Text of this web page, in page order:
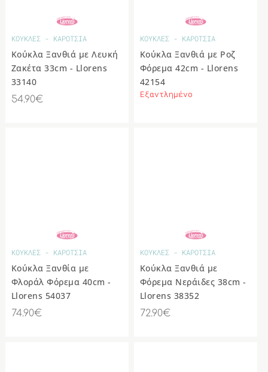
ΚΟΥΚΛΕΣ - ΚΑΡΟΤΣΙΑ
Κούκλα Ξανθιά με Λευκή
Ζακέτα 33cm - Llorens
33140
54.90€
ΚΟΥΚΛΕΣ - ΚΑΡΟΤΣΙΑ
Κούκλα Ξανθιά με Ροζ
Φόρεμα 42cm - Llorens
42154
Εξαντλημένο
ΚΟΥΚΛΕΣ - ΚΑΡΟΤΣΙΑ
Κούκλα Ξανθία με
Φλοράλ Φόρεμα 40cm -
Llorens 54037
74.90€
ΚΟΥΚΛΕΣ - ΚΑΡΟΤΣΙΑ
Κούκλα Ξανθιά με
Φόρεμα Νεράιδες 38cm -
Llorens 38352
72.90€